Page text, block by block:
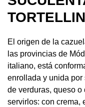
El origen de la
las provincias de
italiano, está
enrollada y unida
de verduras, queso o
servirlos: con